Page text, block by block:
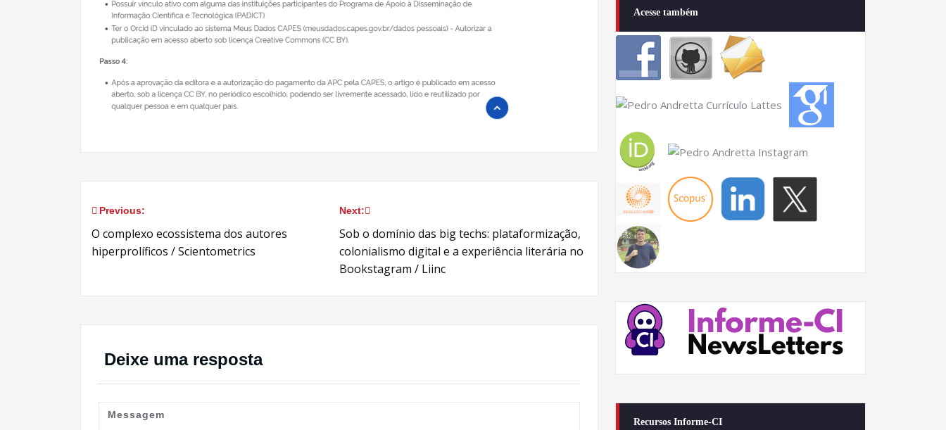
Navegação
de
Previous:
O complexo ecossistema dos autores
hiperprolíficos / Scientometrics
Next:
Sob o domínio das big techs: plataformização,
colonialismo digital e a experiência literária no
Bookstagram / Liinc
Deixe uma resposta
Acesse também
Recursos Informe-CI